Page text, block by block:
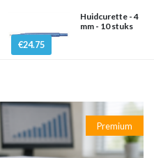
€24.75
Huidcurette - 4
mm - 10 stuks
Premium